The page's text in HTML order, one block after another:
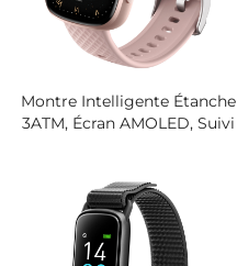
Montre Intelligente Étanche
3ATM, Écran AMOLED, Suivi
Compatible Avec Les
Bracelets Intelligents IOS Et
Android